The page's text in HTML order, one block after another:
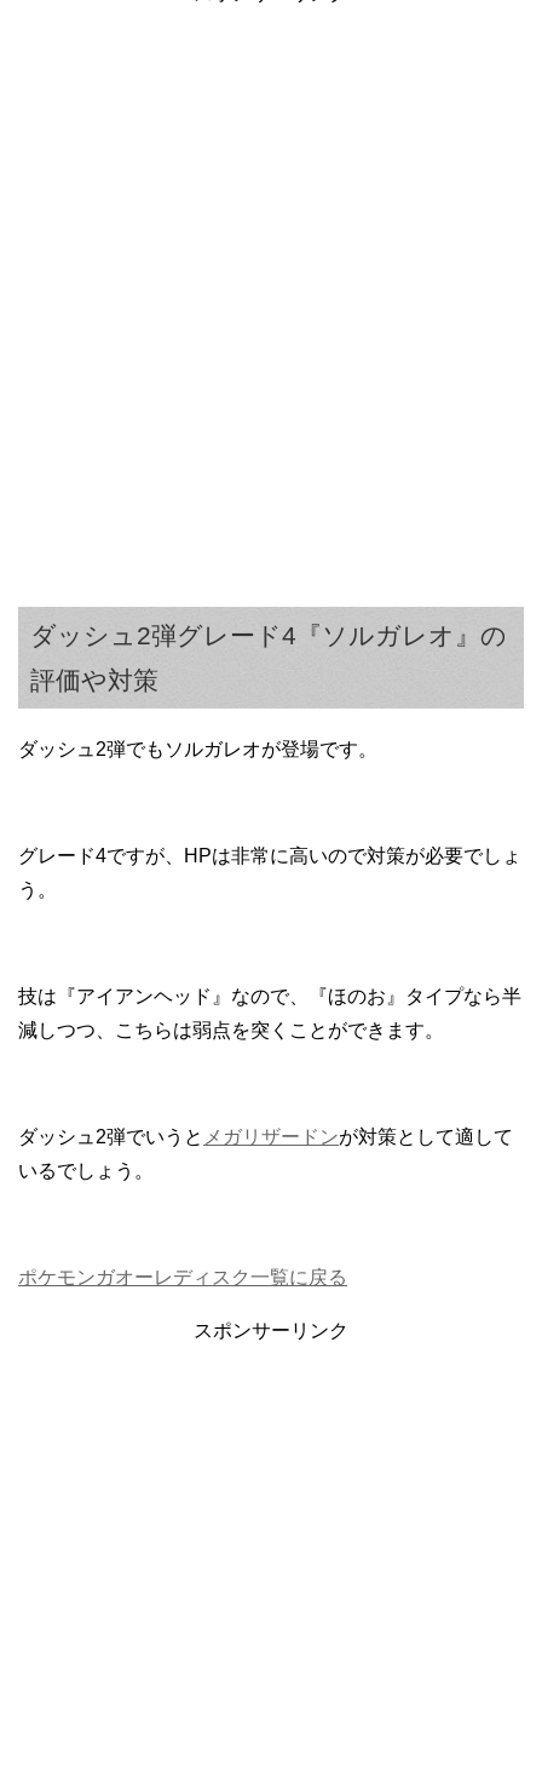
ダッシュ2弾グレード4『ソルガレオ』の
評価や対策
ダッシュ2弾でもソルガレオが登場です。
グレード4ですが、HPは非常に高いので対策が必要でしょ
う。
技は『アイアンヘッド』なので、『ほのお』タイプなら半
減しつつ、こちらは弱点を突くことができます。
ダッシュ2弾でいうと メガリザードンが対策として適して
いるでしょう。
ポケモンガオーレディスク一覧に戻る
スポンサーリンク